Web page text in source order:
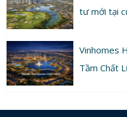
tư mới tại
Vinhomes
Tầm Chất